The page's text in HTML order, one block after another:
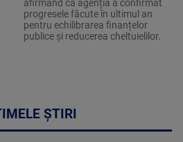
afirmând că agenția a confirmat
progresele făcute în ultimul an
pentru echilibrarea finanțelor
publice și reducerea cheltuielilor.
ȘTIRI